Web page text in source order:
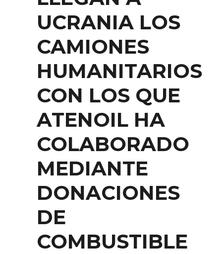
UCRANIA LOS
CAMIONES
HUMANITARIOS
CON LOS QUE
ATENOIL HA
COLABORADO
MEDIANTE
DONACIONES
DE
COMBUSTIBLE